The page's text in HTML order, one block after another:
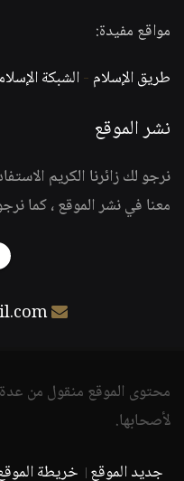
مواقع مفيدة:
طريق الإسلام -الشبكة
نشر الموقع
نرجو لك زائرنا الكريم
معنا في نشر الموقع ، كما
محتوى الموقع منقول من
لأصحابها.
جديد الموقع خريطة